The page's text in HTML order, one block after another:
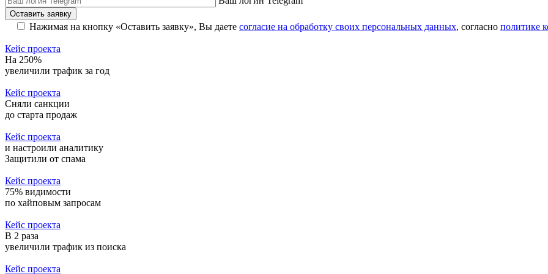
Оставить заявку
Нажимая на кнопку «Оставить заявку», Вы даете согласие на обработку своих персональных данных, cогласно политике
Кейс проекта
На 250%
увеличили трафик за год
Кейс проекта
Сняли санкции
до старта продаж
Кейс проекта
и настроили аналитику
Защитили от спама
Кейс проекта
75% видимости
по хайповым запросам
Кейс проекта
В 2 раза
увеличили трафик из поиска
Кейс проекта